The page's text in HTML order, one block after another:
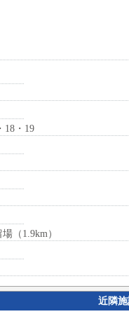
18・19
（1.9km）
近隣